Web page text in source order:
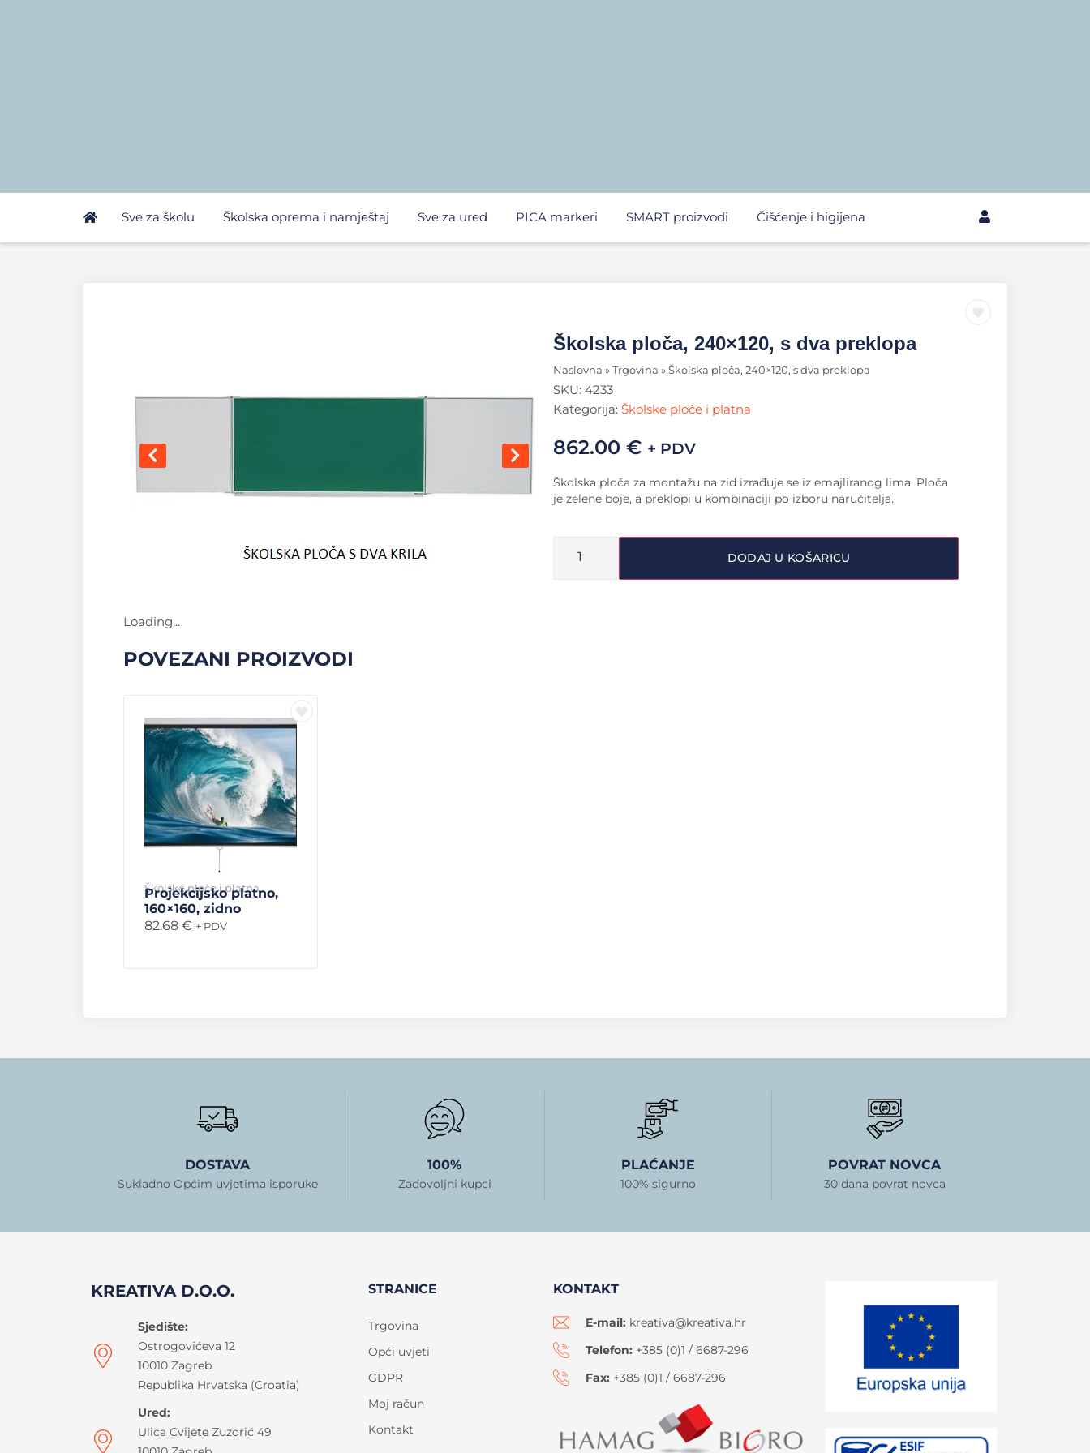
Sve za školu Školska oprema i namještaj Sve za ured PICA markeri SMART proizvodi Čišćenje i higijena
Školska ploča, 240×120, s dva preklopa
Naslovna » Trgovina » Školska ploča, 240×120, s dva preklopa
SKU: 4233
Kategorija: Školske ploče i platna
862.00 € + PDV
Školska ploča za montažu na zid izrađuje se iz emajliranog lima. Ploča
je zelene boje, a preklopi u kombinaciji po izboru naručitelja.
DODAJ U KOŠARICU
Loading...
POVEZANI PROIZVODI
Školske ploče i platna
Projekcijsko platno,
160×160, zidno
82.68 € + PDV
DOSTAVA
Sukladno Općim uvjetima isporuke
100%
Zadovoljni kupci
PLAĆANJE
100% sigurno
POVRAT NOVCA
30 dana povrat novca
KREATIVA D.O.O.
Sjedište:
Ostrogovićeva 12
10010 Zagreb
Republika Hrvatska (Croatia)
Ured:
Ulica Cvijete Zuzorić 49
STRANICE
Trgovina
Opći uvjeti
GDPR
Moj račun
Kontakt
KONTAKT
E-mail: kreativa@kreativa.hr
Telefon: +385 (0)1 / 6687-296
Fax: +385 (0)1 / 6687-296